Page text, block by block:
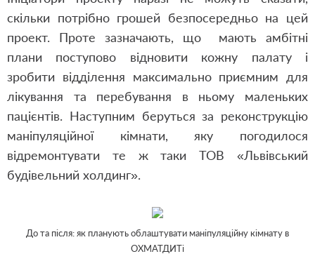
скільки потрібно грошей безпосередньо на цей
проект. Проте зазначають, що мають амбітні
плани поступово відновити кожну палату і
зробити відділення максимально приємним для
лікування та перебування в ньому маленьких
пацієнтів. Наступним беруться за реконструкцію
маніпуляційної кімнати, яку погодилося
відремонтувати те ж таки ТОВ «Львівський
будівельний холдинг».
До та після: як планують облаштувати маніпуляційну кімнату в
ОХМАТДИТі